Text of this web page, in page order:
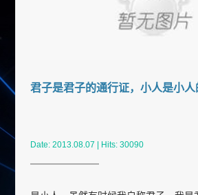
君子是君子的通行证，小人是小人
Date: 2013.08.07 | Hits: 30090